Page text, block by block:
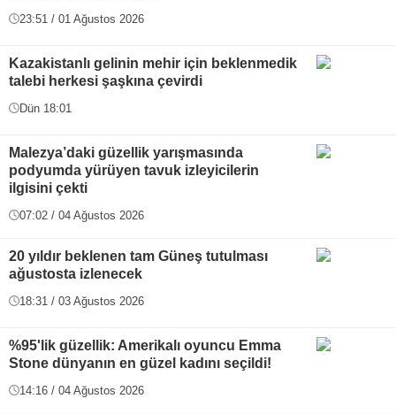
23:51 / 01 Ağustos 2026
Kazakistanlı gelinin mehir için beklenmedik
talebi herkesi şaşkına çevirdi
Dün 18:01
Malezya’daki güzellik yarışmasında
podyumda yürüyen tavuk izleyicilerin
ilgisini çekti
07:02 / 04 Ağustos 2026
20 yıldır beklenen tam Güneş tutulması
ağustosta izlenecek
18:31 / 03 Ağustos 2026
%95'lik güzellik: Amerikalı oyuncu Emma
Stone dünyanın en güzel kadını seçildi!
14:16 / 04 Ağustos 2026